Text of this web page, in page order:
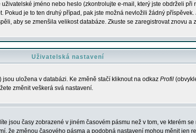
jméno nebo heslo (zkontrolujte e-mail, který jste obdrželi při
Pokud je to ten druhý případ, pak jste možná nevložili žádný příspěvek.
aby se zmenšila velikost databáze. Zkuste se zaregistrovat znovu a
Uživatelská nastavení
uložena v databázi. Ke změně stačí kliknout na odkaz Profil
změnit veškerá svá nastavení.
jsou časy zobrazené v jiném časovém pásmu než v tom, ve kterém
že změnou časového pásma a podobná nastavení mohou měnit jen